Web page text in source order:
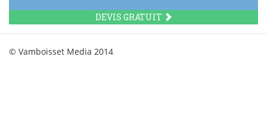
DEVIS GRATUIT
© Vamboisset Media 2014